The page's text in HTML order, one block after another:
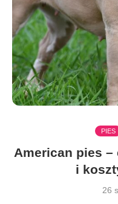
PIES
American pies –
i
26